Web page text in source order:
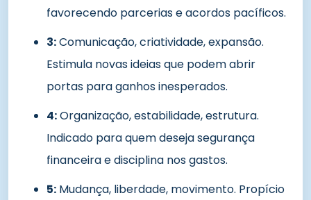
favorecendo parcerias e acordos pacíficos.
3:Comunicação, criatividade, expansão.
Estimula novas ideias que podem abrir
portas para ganhos inesperados.
4:Organização, estabilidade, estrutura.
Indicado para quem deseja segurança
financeira e disciplina nos gastos.
5: Mudança, liberdade, movimento. Propício